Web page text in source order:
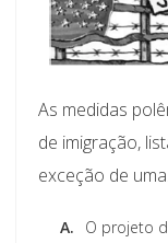
As medidas
de imigração,
exceção de
A.
O projeto